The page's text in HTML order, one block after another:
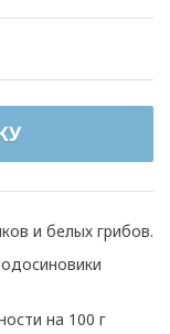
и белых грибов.
на 100 г